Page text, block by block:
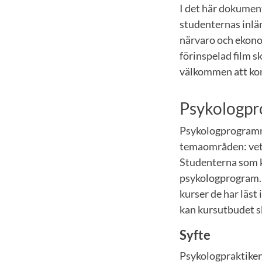
I det här
studenternas
närvaro och
förinspelad film
välkommen att
temaområden:
Studenterna
kurser de har
kan kursutbudet
Syfte